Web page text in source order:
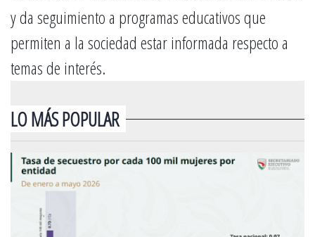
y da seguimiento a programas educativos que
permiten a la sociedad estar informada respecto a
temas de interés.
LO MÁS POPULAR